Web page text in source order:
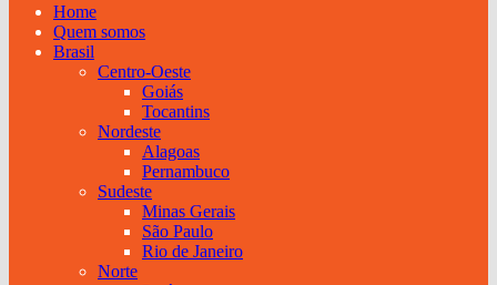
Home
Quem somos
Brasil
Centro-Oeste
Goiás
Tocantins
Nordeste
Alagoas
Pernambuco
Sudeste
Minas Gerais
São Paulo
Rio de Janeiro
Norte